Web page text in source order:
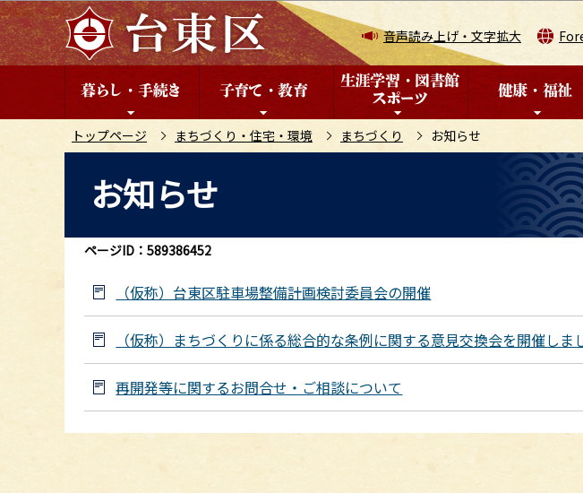
こ
の
ペ
音声読み上げ・文字拡大
トップページ まちづくり・住宅・環境 まちづくり お知らせ
こ
お知らせ
ページID：589386452
（仮称）台東区駐車場整備計画検討委員会の開催
（仮称）まちづくりに係る総合的な条例に関する意見交換会を開催しま
再開発等に関するお問合せ・ご相談について